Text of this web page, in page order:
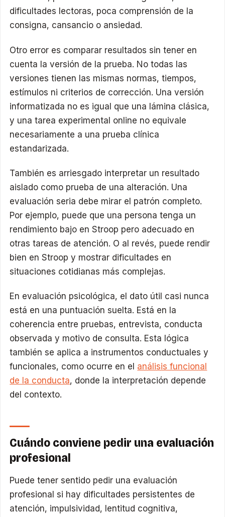
dificultades lectoras, poca comprensión de la
consigna, cansancio o ansiedad.
Otro error es comparar resultados sin tener en
cuenta la versión de la prueba. No todas las
versiones tienen las mismas normas, tiempos,
estímulos ni criterios de corrección. Una versión
informatizada no es igual que una lámina clásica,
y una tarea experimental online no equivale
necesariamente a una prueba clínica
estandarizada.
También es arriesgado interpretar un resultado
aislado como prueba de una alteración. Una
evaluación seria debe mirar el patrón completo.
Por ejemplo, puede que una persona tenga un
rendimiento bajo en Stroop pero adecuado en
otras tareas de atención. O al revés, puede rendir
bien en Stroop y mostrar dificultades en
situaciones cotidianas más complejas.
En evaluación psicológica, el dato útil casi nunca
está en una puntuación suelta. Está en la
coherencia entre pruebas, entrevista, conducta
observada y motivo de consulta. Esta lógica
también se aplica a instrumentos conductuales y
funcionales, como ocurre en el análisis funcional
de la conducta, donde la interpretación depende
del contexto.
Cuándo conviene pedir una evaluación
profesional
Puede tener sentido pedir una evaluación
profesional si hay dificultades persistentes de
atención, impulsividad, lentitud cognitiva,